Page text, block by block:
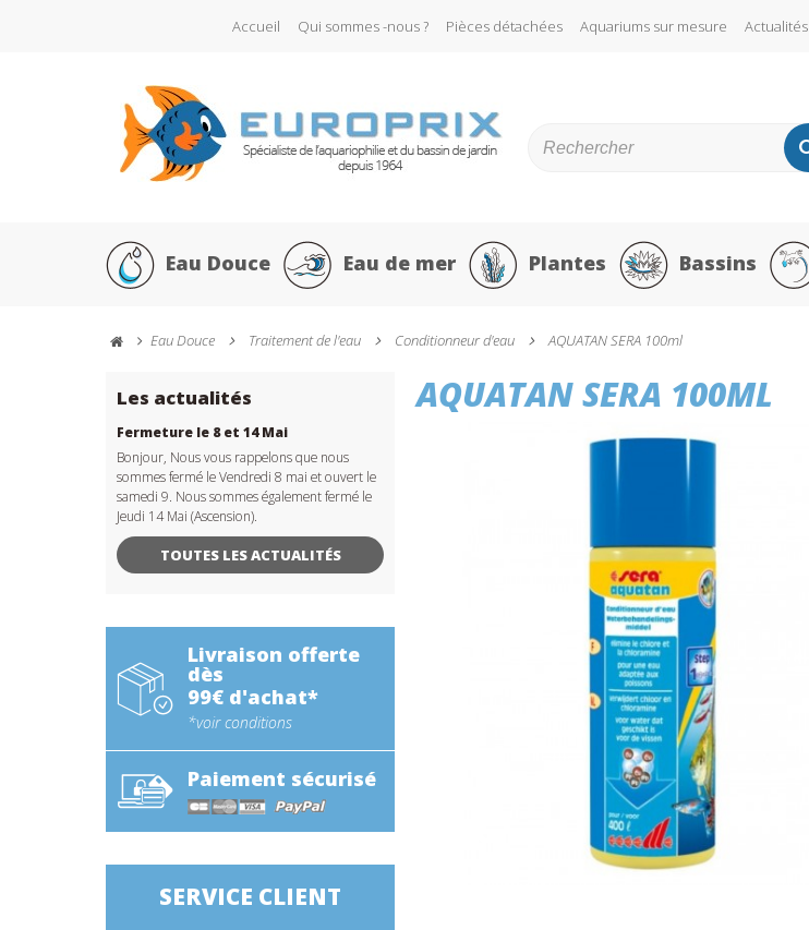
Accueil Qui sommes -nous ? Pièces détachées Aquariums sur mesure Actualités
Eau Douce Eau de mer Plantes Bassins
Eau Douce Traitement de l'eau Conditionneur d'eau AQUATAN SERA 100ml
AQUATAN SERA 100ML
Les actualités
Fermeture le 8 et 14 Mai
Bonjour, Nous vous rappelons que nous
sommes fermé le Vendredi 8 mai et ouvert le
samedi 9. Nous sommes également fermé le
Jeudi 14 Mai (Ascension).
TOUTES LES ACTUALITÉS
Livraison offerte
dès
99€ d'achat*
*voir conditions
Paiement sécurisé
SERVICE CLIENT